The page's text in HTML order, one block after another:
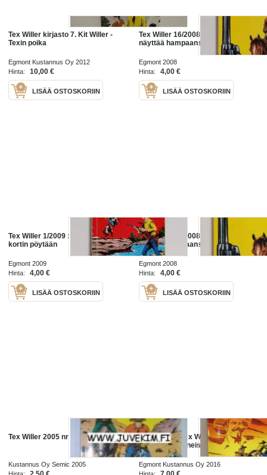
Tex Willer kirjasto 7. Kit Willer -
Texin poika
Egmont Kustannus Oy 2012
Hinta:
10,00 €
LISÄÄ OSTOSKORIIN
Tex Willer 16/2008 : Kit Willer
näyttää hampaansa
Egmont 2008
Hinta:
4,00 €
LISÄÄ OSTOSKORIIN
Tex Willer 1/2009 : Kit Willer lyö
kortin pöytään
Egmont 2009
Hinta:
4,00 €
LISÄÄ OSTOSKORIIN
Tex Willer 16/2008 : Kit Willer
näyttää hampaansa
Egmont 2008
Hinta:
4,00 €
LISÄÄ OSTOSKORIIN
Tex Willer 2005 nr 1 Tex peloton
Kustannus Oy Semic 2005
Maxi Tex 32 Tex Willer - Kit
Carsonin menneisyys -comics
Egmont Kustannus Oy 2016